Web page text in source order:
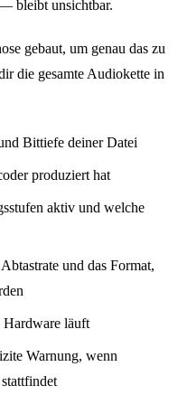
bleibt unsichtbar.
gebaut, um genau das zu
die gesamte Audiokette in
Bittiefe deiner Datei
produziert hat
aktiv und welche
und das Format,
läuft
Warnung, wenn